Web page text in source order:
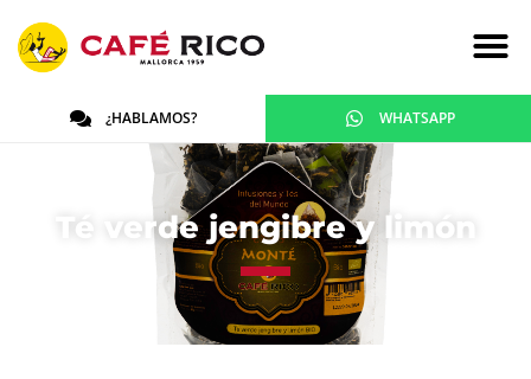
¿HABLAMOS? WHATSAPP
Té verde jengibre y limón